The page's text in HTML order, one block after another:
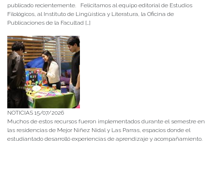
publicado recientemente. Felicitamos al equipo editorial de Estudios
Filológicos, al Instituto de Lingüística y Literatura, la Oficina de
Publicaciones de la Facultad […]
NOTICIAS 15/07/2026
Muchos de estos recursos fueron implementados durante el semestre en
las residencias de Mejor Niñez Nidal y Las Parras, espacios donde el
estudiantado desarrolló experiencias de aprendizaje y acompañamiento.